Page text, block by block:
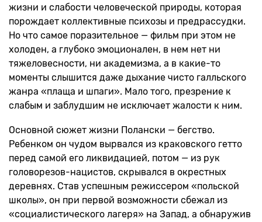
жизни и слабости человеческой природы, которая
порождает коллективные психозы и предрассудки.
Но что самое поразительное — фильм при этом не
холоден, а глубоко эмоционален, в нем нет ни
тяжеловесности, ни академизма, а в какие-то
моменты слышится даже дыхание чисто галльского
жанра «плаща и шпаги». Мало того, презрение к
слабым и заблудшим не исключает жалости к ним.
Основной сюжет жизни Полански — бегство.
Ребенком он чудом вырвался из краковского гетто
перед самой его ликвидацией, потом — из рук
головорезов-нацистов, скрывался в окрестных
деревнях. Став успешным режиссером «польской
школы», он при первой возможности сбежал из
«социалистического лагеря» на Запад, а обнаружив